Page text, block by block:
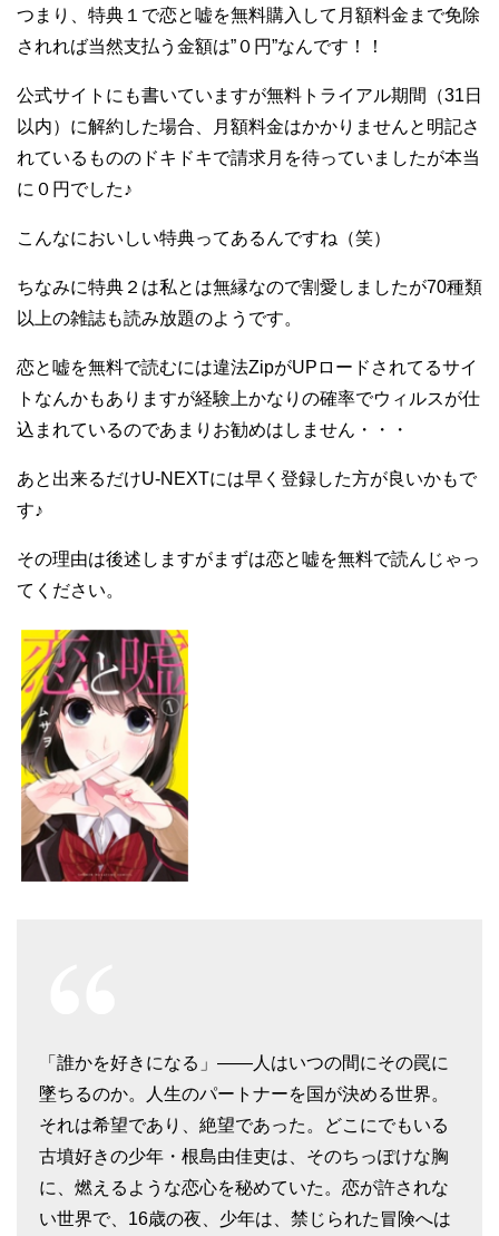
つまり、特典１で恋と嘘を無料購入して月額料金まで免除
されれば当然支払う金額は”０円”なんです！！
公式サイトにも書いていますが無料トライアル期間（31日
以内）に解約した場合、月額料金はかかりませんと明記さ
れているもののドキドキで請求月を待っていましたが本当
に０円でした♪
こんなにおいしい特典ってあるんですね（笑）
ちなみに特典２は私とは無縁なので割愛しましたが70種類
以上の雑誌も読み放題のようです。
恋と嘘を無料で読むには違法ZipがUPロードされてるサイ
トなんかもありますが経験上かなりの確率でウィルスが仕
込まれているのであまりお勧めはしません・・・
あと出来るだけU-NEXTには早く登録した方が良いかもで
す♪
その理由は後述しますがまずは恋と嘘を無料で読んじゃっ
てください。
「誰かを好きになる」――人はいつの間にその罠に
墜ちるのか。人生のパートナーを国が決める世界。
それは希望であり、絶望であった。どこにでもいる
古墳好きの少年・根島由佳吏は、そのちっぽけな胸
に、燃えるような恋心を秘めていた。恋が許されな
い世界で、16歳の夜、少年は、禁じられた冒険へは